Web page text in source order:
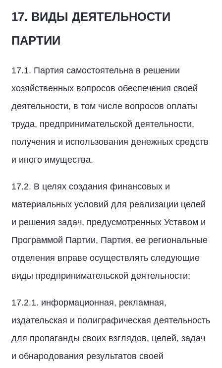
17. ВИДЫ ДЕЯТЕЛЬНОСТИ
ПАРТИИ
17.1. Партия самостоятельна в решении
хозяйственных вопросов обеспечения своей
деятельности, в том числе вопросов оплаты
труда, предпринимательской деятельности,
получения и использования денежных средств
и иного имущества.
17.2. В целях создания финансовых и
материальных условий для реализации целей
и решения задач, предусмотренных Уставом и
Программой Партии, Партия, ее региональные
отделения вправе осуществлять следующие
виды предпринимательской деятельности:
17.2.1. информационная, рекламная,
издательская и полиграфическая деятельность
для пропаганды своих взглядов, целей, задач
и обнародования результатов своей